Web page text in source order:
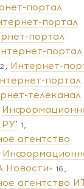
портал
портал
портал
портал
2
Интернет-
портал
телеканал
1
агентство
Новости» 16
агентство